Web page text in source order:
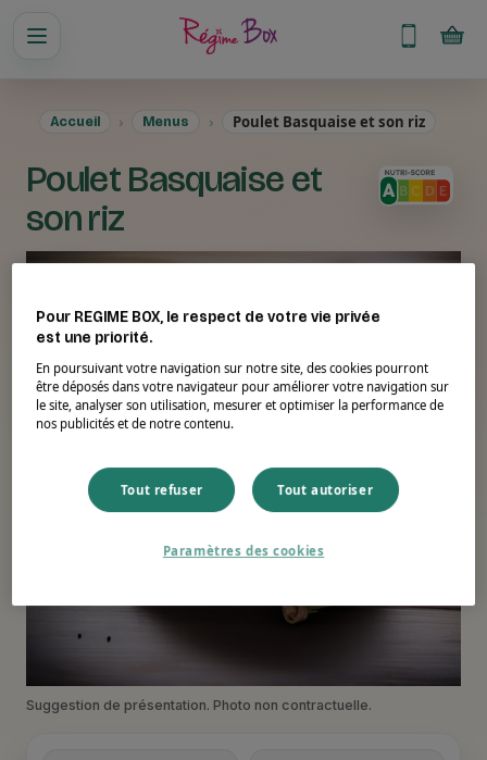
Accueil Menus Poulet Basquaise et son riz
Poulet Basquaise et
son riz
Suggestion de présentation. Photo non contractuelle.
Pour REGIME BOX, le respect de votre vie privée
est une priorité.
En poursuivant votre navigation sur notre site, des cookies pourront
être déposés dans votre navigateur pour améliorer votre navigation sur
le site, analyser son utilisation, mesurer et optimiser la performance de
nos publicités et de notre contenu.
Tout refuser Tout autoriser
Paramètres des cookies